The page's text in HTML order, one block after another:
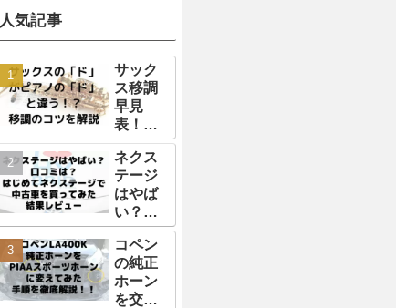
人気記事
サック
ス移調
早見
表！サ
ックス
の
「ド」
はピア
ノやギ
ターの
「ド」
と違う
の？？
ネクス
テージ
はやば
い？口
コミ
は？は
じめて
ネクス
テージ
コペン
の純正
ホーン
を交換